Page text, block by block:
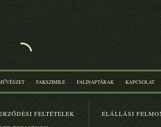
SZUPERHOLD
FORGÁCS PÉTER
Eredeti ár:
3 600.-
KOSÁRBA